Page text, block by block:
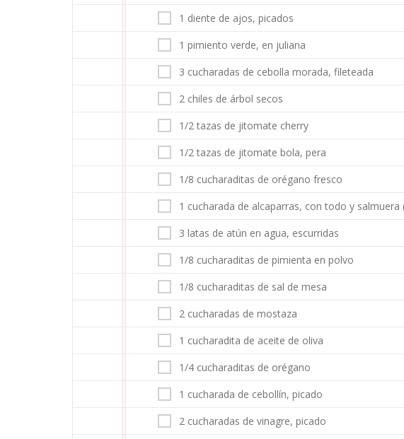
1 diente de ajos, picados
1 pimiento verde, en juliana
3 cucharadas de cebolla morada, fileteada
2 chiles de árbol secos
1/2 tazas de jitomate cherry
1/2 tazas de jitomate bola, pera
1/8 cucharaditas de orégano fresco
1 cucharada de alcaparras, con todo y salmuera
3 latas de atún en agua, escurridas
1/8 cucharaditas de pimienta en polvo
1/8 cucharaditas de sal de mesa
2 cucharadas de mostaza
1 cucharadita de aceite de oliva
1/4 cucharaditas de orégano
1 cucharada de cebollín, picado
2 cucharadas de vinagre, picado